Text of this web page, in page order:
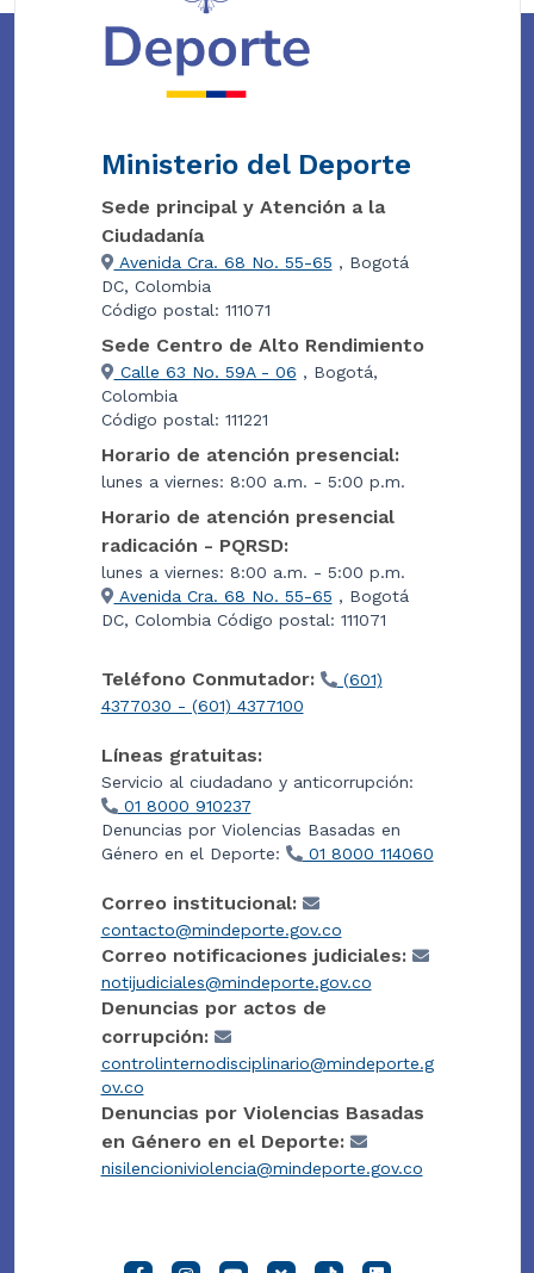
Ministerio del Deporte
Sede principal y Atención a la
Ciudadanía
Avenida Cra. 68 No. 55-65 , Bogotá
DC, Colombia
Código postal: 111071
Sede Centro de Alto Rendimiento
Calle 63 No. 59A - 06 , Bogotá,
Colombia
Código postal: 111221
Horario de atención presencial:
lunes a viernes: 8:00 a.m. - 5:00 p.m.
Horario de atención presencial
radicación - PQRSD:
lunes a viernes: 8:00 a.m. - 5:00 p.m.
Avenida Cra. 68 No. 55-65 , Bogotá
DC, Colombia Código postal: 111071
Teléfono Conmutador:
(601)
4377030 - (601) 4377100
Líneas gratuitas:
Servicio al ciudadano y anticorrupción:
01 8000 910237
Denuncias por Violencias Basadas en
Género en el Deporte:
01 8000 114060
Correo institucional:
contacto@mindeporte.gov.co
Correo notificaciones judiciales:
notijudiciales@mindeporte.gov.co
Denuncias por actos de
corrupción:
controlinternodisciplinario@mindeporte.g
ov.co
Denuncias por Violencias Basadas
en Género en el Deporte:
nisilencioniviolencia@mindeporte.gov.co